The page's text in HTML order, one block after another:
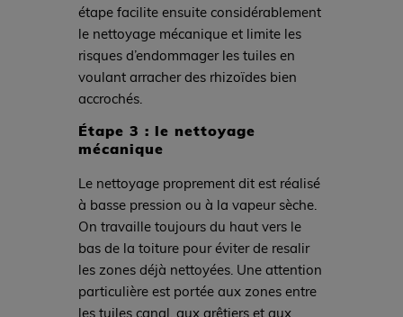
étape facilite ensuite considérablement
le nettoyage mécanique et limite les
risques d’endommager les tuiles en
voulant arracher des rhizoïdes bien
accrochés.
Étape 3 : le nettoyage
mécanique
Le nettoyage proprement dit est réalisé
à basse pression ou à la vapeur sèche.
On travaille toujours du haut vers le
bas de la toiture pour éviter de resalir
les zones déjà nettoyées. Une attention
particulière est portée aux zones entre
les tuiles canal, aux arêtiers et aux